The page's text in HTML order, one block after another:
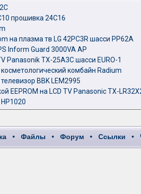
прошивка 24C16
на плазма тв LG 42PC3R шасси PP62A
Inform Guard 3000VA AP
Panasonik TX-25A3C шасси EURO-1
комбайн Radium
BBK LEM2995
EEPROM на LCD TV Panasonic TX-
• Файлы • Форум • Ссылки •